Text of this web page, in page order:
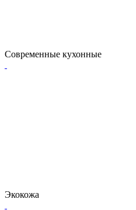
Современные кухонные
Экокожа